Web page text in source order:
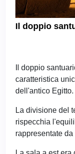
Il doppio
Il doppio
caratteristica
dell'antico Egitto.
La divisione del
rispecchia
rappresentate